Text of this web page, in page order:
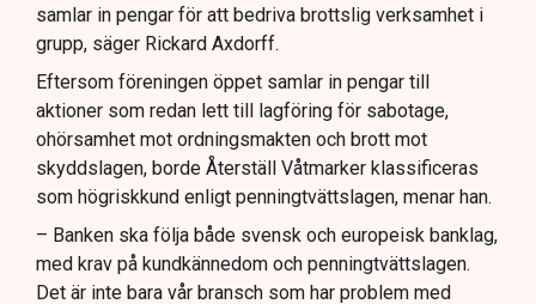
samlar in pengar för att bedriva brottslig verksamhet i
grupp, säger Rickard Axdorff.
Eftersom föreningen öppet samlar in pengar till
aktioner som redan lett till lagföring för sabotage,
ohörsamhet mot ordningsmakten och brott mot
skyddslagen, borde Återställ Våtmarker klassificeras
som högriskkund enligt penningtvättslagen, menar han.
– Banken ska följa både svensk och europeisk banklag,
med krav på kundkännedom och penningtvättslagen.
Det är inte bara vår bransch som har problem med